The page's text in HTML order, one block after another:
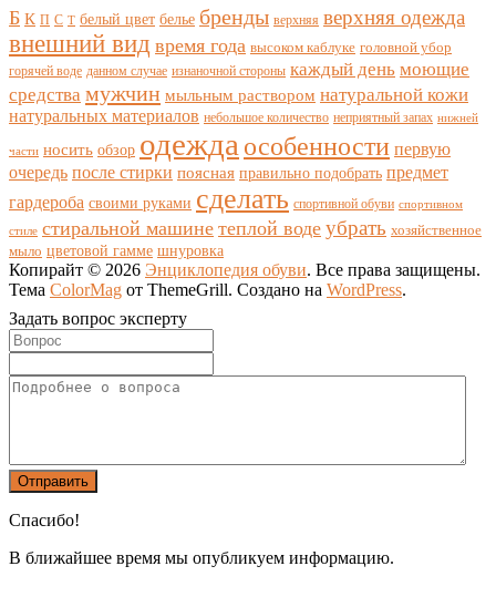
Б К П С Т белый цвет белье бренды верхняя верхняя одежда
внешний вид время года высоком каблуке головной убор
горячей воде данном случае изнаночной стороны каждый день моющие
средства мужчин мыльным раствором натуральной кожи
натуральных материалов небольшое количество неприятный запах нижней
части носить обзор одежда особенности первую
очередь после стирки поясная правильно подобрать предмет
гардероба своими руками сделать спортивной обуви спортивном
стиле стиральной машине теплой воде убрать хозяйственное
мыло цветовой гамме шнуровка
Копирайт © 2026 Энциклопедия обуви. Все права защищены.
Тема ColorMag от ThemeGrill. Создано на WordPress.
Задать вопрос эксперту
Спасибо!
В ближайшее время мы опубликуем информацию.